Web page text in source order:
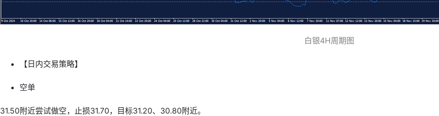
白银4H周期图
【日内交易策略】
空单
31.50附近尝试做空，止损31.70，目标31.20、30.80附近。